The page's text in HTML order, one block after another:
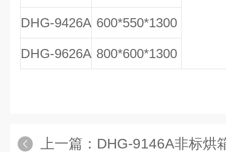
DHG-9426A 600*550*1300
DHG-9626A 800*600*1300
上一篇： DHG-9146A非标烘